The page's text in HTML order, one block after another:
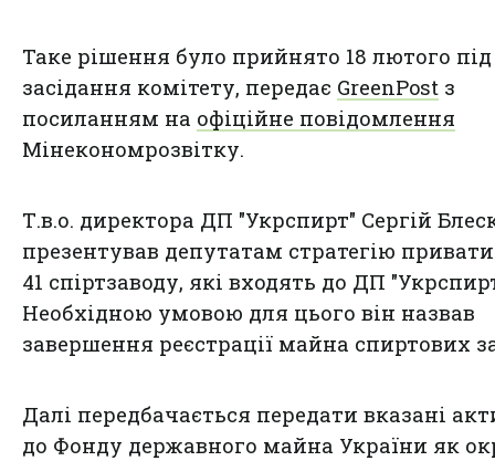
Таке рішення було прийнято 18 лютого
засідання комітету, передає GreenPost з
посиланням на офіційне повідомлення
Мінекономрозвітку.
Т.в.о. директора ДП "Укрспирт" Сергій
презентував депутатам стратегію
41 спіртзаводу, які входять до ДП
Необхідною умовою для цього він назвав
завершення реєстрації майна спиртових
Далі передбачається передати вказані
до Фонду державного майна України як